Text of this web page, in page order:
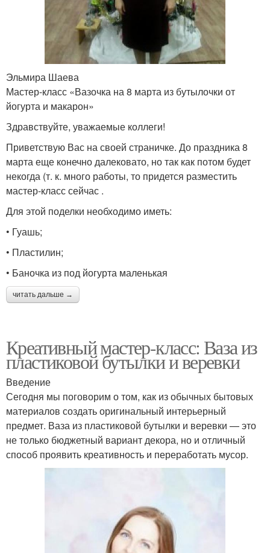
Эльмира Шаева
Мастер-класс «Вазочка на 8 марта из бутылочки от
йогурта и макарон»
Здравствуйте, уважаемые коллеги!
Приветствую Вас на своей страничке. До праздника 8
марта еще конечно далековато, но так как потом будет
некогда (т. к. много работы, то придется разместить
мастер-класс сейчас .
Для этой поделки необходимо иметь:
• Гуашь;
• Пластилин;
• Баночка из под йогурта маленькая
читать дальше →
Креативный мастер-класс: Ваза из
пластиковой бутылки и веревки
Введение
Сегодня мы поговорим о том, как из обычных бытовых
материалов создать оригинальный интерьерный
предмет. Ваза из пластиковой бутылки и веревки — это
не только бюджетный вариант декора, но и отличный
способ проявить креативность и переработать мусор.